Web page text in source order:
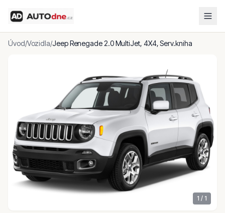
Úvod/Vozidla/Jeep Renegade 2.0 MultiJet, 4X4, Serv.kniha
1 / 1